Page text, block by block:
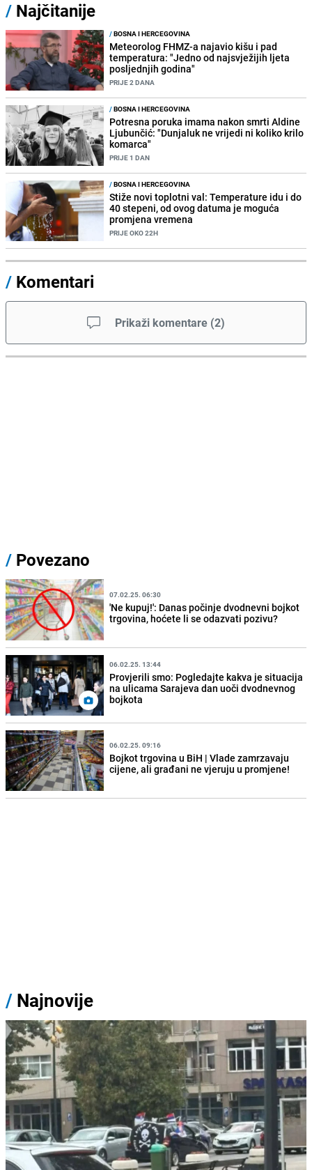
/ Najčitanije
/BOSNA I HERCEGOVINA
Meteorolog FHMZ-a najavio kišu i pad
temperatura: "Jedno od najsvježijih ljeta
posljednjih godina"
PRIJE 2 DANA
/BOSNA I HERCEGOVINA
Potresna poruka imama nakon smrti Aldine
Ljubunčić: "Dunjaluk ne vrijedi ni koliko krilo
komarca"
PRIJE 1 DAN
/BOSNA I HERCEGOVINA
Stiže novi toplotni val: Temperature idu i do
40 stepeni, od ovog datuma je moguća
promjena vremena
PRIJE OKO 22H
/ Komentari
Prikaži komentare (2)
/ Povezano
07.02.25. 06:30
'Ne kupuj!': Danas počinje dvodnevni bojkot
trgovina, hoćete li se odazvati pozivu?
06.02.25. 13:44
Provjerili smo: Pogledajte kakva je situacija
na ulicama Sarajeva dan uoči dvodnevnog
bojkota
06.02.25. 09:16
Bojkot trgovina u BiH | Vlade zamrzavaju
cijene, ali građani ne vjeruju u promjene!
/ Najnovije